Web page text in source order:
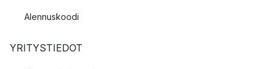
Alennuskoodi
YRITYSTIEDOT